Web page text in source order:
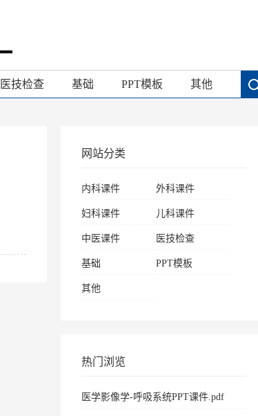
医技检查 基础 PPT模板 其他
网站分类
内科课件 外科课件
妇科课件 儿科课件
中医课件 医技检查
基础 PPT模板
其他
热门浏览
医学影像学-呼吸系统PPT课件.pdf